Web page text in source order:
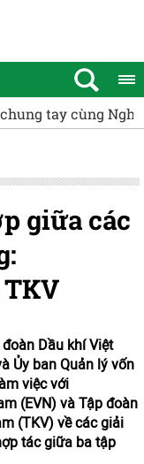
xây dựng Trường
giữa các
Dầu khí Việt
Ủy ban Quản lý vốn
việc với
(EVN) và Tập đoàn
(TKV) về các giải
tác giữa ba tập